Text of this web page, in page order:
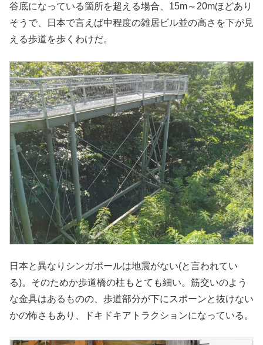
谷底になっている箇所を超える場合、15m～20mほどあり
そうで、日本で言えば中程度の雑居ビル並の高さを下が見
える歩道を歩くわけだ。
日本と異なりシンガポールは地震がない(と言われてい
る)。そのためか歩道橋の柱もとても細い。筋交いのよう
な金具はあるものの、歩道部分が下にスポーンと抜けない
かの怖さもあり、ドキドキアトラクションになっている。